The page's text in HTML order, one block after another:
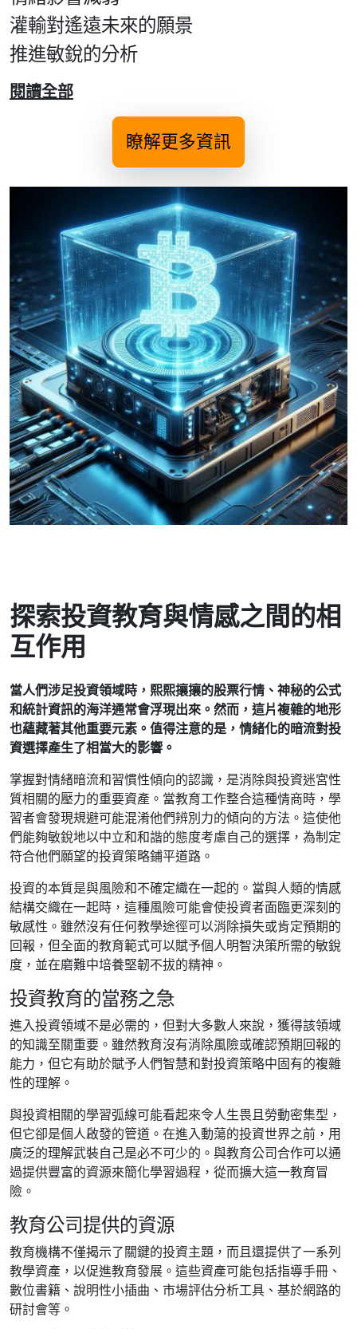
灌輸對遙遠未來的願景
推進敏銳的分析
閱讀全部
瞭解更多資訊
探索投資教育與情感之間的相
互作用
當人們涉足投資領域時，熙熙攘攘的股票行情、神秘的公式
和統計資訊的海洋通常會浮現出來。然而，這片複雜的地形
也蘊藏著其他重要元素。值得注意的是，情緒化的暗流對投
資選擇產生了相當大的影響。
掌握對情緒暗流和習慣性傾向的認識，是消除與投資迷宮性
質相關的壓力的重要資產。當教育工作整合這種情商時，學
習者會發現規避可能混淆他們辨別力的傾向的方法。這使他
們能夠敏銳地以中立和和諧的態度考慮自己的選擇，為制定
符合他們願望的投資策略鋪平道路。
投資的本質是與風險和不確定織在一起的。當與人類的情感
結構交織在一起時，這種風險可能會使投資者面臨更深刻的
敏感性。雖然沒有任何教學途徑可以消除損失或肯定預期的
回報，但全面的教育範式可以賦予個人明智決策所需的敏銳
度，並在磨難中培養堅韌不拔的精神。
投資教育的當務之急
進入投資領域不是必需的，但對大多數人來說，獲得該領域
的知識至關重要。雖然教育沒有消除風險或確認預期回報的
能力，但它有助於賦予人們智慧和對投資策略中固有的複雜
性的理解。
與投資相關的學習弧線可能看起來令人生畏且勞動密集型，
但它卻是個人啟發的管道。在進入動蕩的投資世界之前，用
廣泛的理解武裝自己是必不可少的。與教育公司合作可以通
過提供豐富的資源來簡化學習過程，從而擴大這一教育冒
險。
教育公司提供的資源
教育機構不僅揭示了關鍵的投資主題，而且還提供了一系列
教學資產，以促進教育發展。這些資產可能包括指導手冊、
數位書籍、說明性小插曲、市場評估分析工具、基於網路的
研討會等。